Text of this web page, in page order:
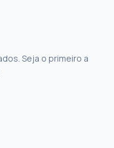
Seja o primeiro a